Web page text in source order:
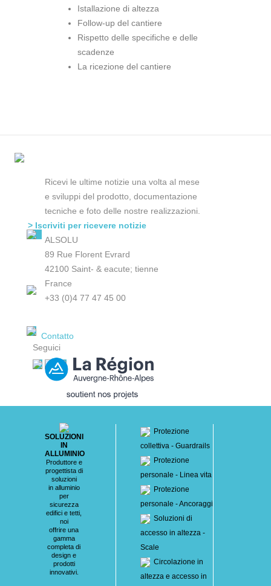
Istallazione di altezza
Follow-up del cantiere
Rispetto delle specifiche e delle
scadenze
La ricezione del cantiere
Ricevi le ultime notizie una volta al mese
e sviluppi del prodotto, documentazione
tecniche e foto delle nostre realizzazioni.
> Iscriviti per ricevere notizie
ALSOLU
89 Rue Florent Evrard
42100 Saint- & eacute; tienne
France
+33 (0)4 77 47 45 00
Contatto
Seguici
SOLUZIONI
IN
ALLUMINIO
Produttore e
progettista di
soluzioni
in alluminio
per
sicurezza
edifici e tetti,
noi
offrire una
gamma
completa di
design e
prodotti
innovativi.
Protezione
collettiva - Guardrails
Protezione
personale - Linea vita
Protezione
personale - Ancoraggi
Soluzioni di
accesso in altezza -
Scale
Circolazione in
altezza e accesso in